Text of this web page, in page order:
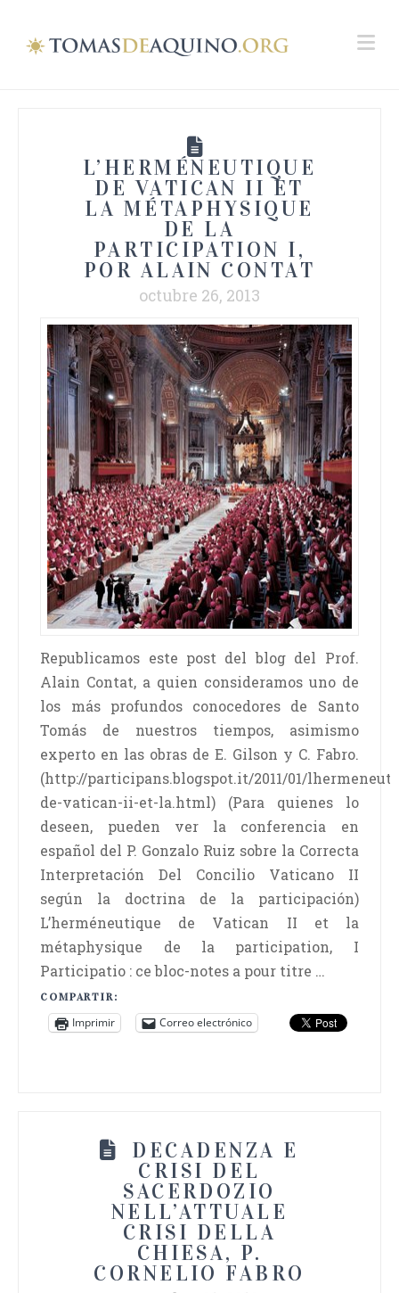
L’HERMÉNEUTIQUE
DE VATICAN II ET
LA MÉTAPHYSIQUE
DE LA
PARTICIPATION I,
POR ALAIN CONTAT
octubre 26, 2013
Republicamos este post del blog del Prof.
Alain Contat, a quien consideramos uno de
los más profundos conocedores de Santo
Tomás de nuestros tiempos, asimismo
experto en las obras de E. Gilson y C. Fabro.
(http://participans.blogspot.it/2011/01/
de-vatican-ii-et-la.html) (Para quienes lo
deseen, pueden ver la conferencia en
español del P. Gonzalo Ruiz sobre la Correcta
Interpretación Del Concilio Vaticano II
según la doctrina de la participación)
L’herméneutique de Vatican II et la
métaphysique de la participation, I
Participatio : ce bloc-notes a pour titre …
COMPARTIR:
Imprimir Correo electrónico
DECADENZA E
CRISI DEL
SACERDOZIO
NELL’ATTUALE
CRISI DELLA
CHIESA, P.
CORNELIO FABRO